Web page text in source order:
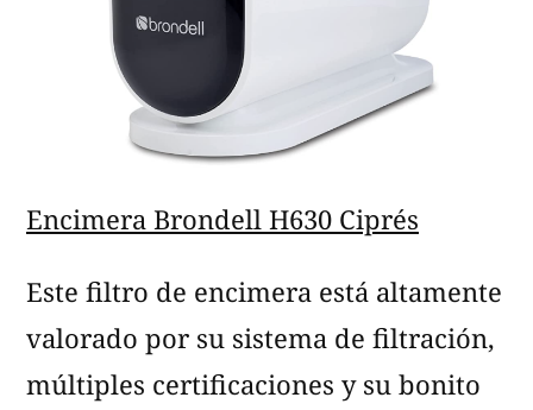
Encimera Brondell H630 Ciprés
Este filtro de encimera está altamente
valorado por su sistema de filtración,
múltiples certificaciones y su bonito